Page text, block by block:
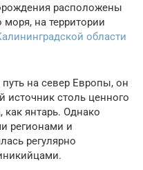
расположены
на территории
области
на север Европы, он
столь ценного
янтарь. Однако
регионами и
регулярно